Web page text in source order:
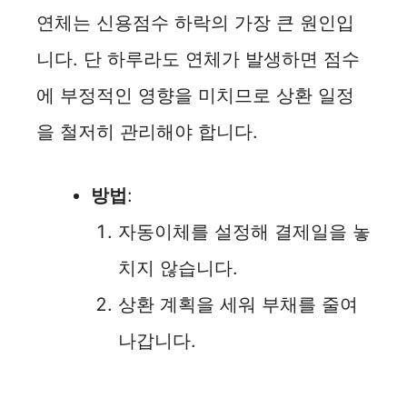
연체는 신용점수 하락의 가장 큰 원인입
니다. 단 하루라도 연체가 발생하면 점수
에 부정적인 영향을 미치므로 상환 일정
을 철저히 관리해야 합니다.
방법:
자동이체를 설정해 결제일을 놓
치지 않습니다.
상환 계획을 세워 부채를 줄여
나갑니다.